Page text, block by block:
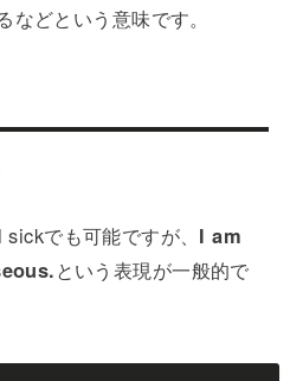
どという意味です。
でも可能ですが、 I am
という表現が一般的で